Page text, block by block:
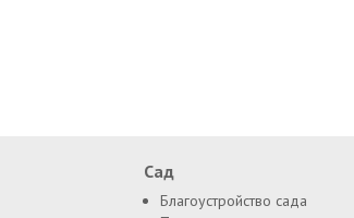
Сад
Благоустройство сада